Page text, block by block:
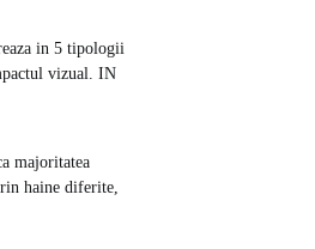
in 5 tipologii
vizual. IN
majoritatea
haine diferite,